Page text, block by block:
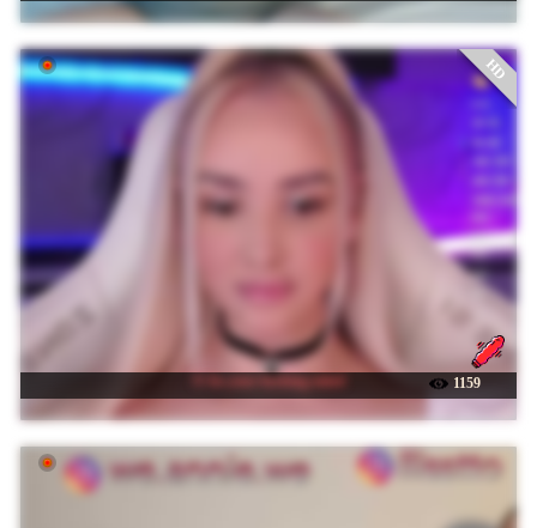
HD
☉ In-your-fucking-mind 1159